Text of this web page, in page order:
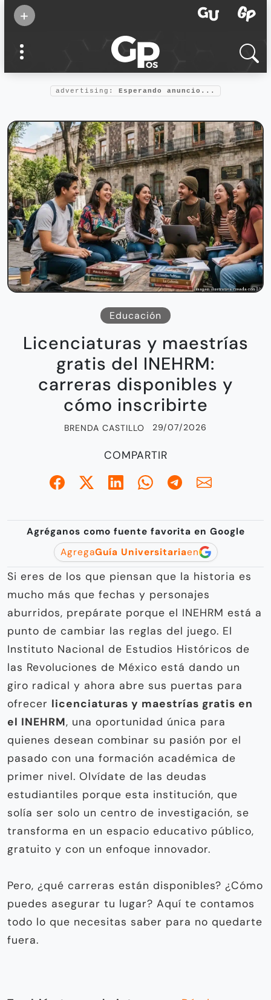
+
confianza
Foro salud
advertising: Esperando anuncio...
Educación
Licenciaturas y maestrías
gratis del INEHRM:
carreras disponibles y
cómo inscribirte
BRENDA CASTILLO 29/07/2026
COMPARTIR
Agréganos como fuente favorita en Google
AgregaGuía Universitariaen
Si eres de los que piensan que la historia es
mucho más que fechas y personajes
aburridos, prepárate porque el INEHRM está a
punto de cambiar las reglas del juego. El
Instituto Nacional de Estudios Históricos de
las Revoluciones de México está dando un
giro radical y ahora abre sus puertas para
ofrecer licenciaturas y maestrías gratis en
el INEHRM, una oportunidad única para
quienes desean combinar su pasión por el
pasado con una formación académica de
primer nivel. Olvídate de las deudas
estudiantiles porque esta institución, que
solía ser solo un centro de investigación, se
transforma en un espacio educativo público,
gratuito y con un enfoque innovador.
Pero, ¿qué carreras están disponibles? ¿Cómo
puedes asegurar tu lugar? Aquí te contamos
todo lo que necesitas saber para no quedarte
fuera.